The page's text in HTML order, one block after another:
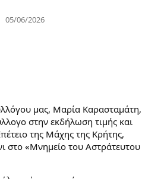
Posted
05/06/2026
μας, Μαρία Καρασταμάτη,
στην εκδήλωση τιμής και
της Μάχης της Κρήτης,
στο «Μνημείο του Αστράτευτου